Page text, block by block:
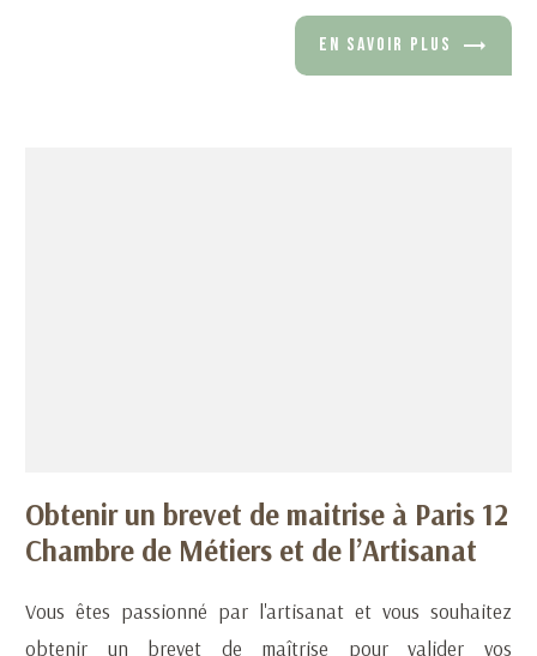
EN SAVOIR PLUS
Obtenir un brevet de maitrise à Paris 12
Chambre de Métiers et de l’Artisanat
Vous êtes passionné par l'artisanat et vous souhaitez
obtenir un brevet de maîtrise pour valider vos